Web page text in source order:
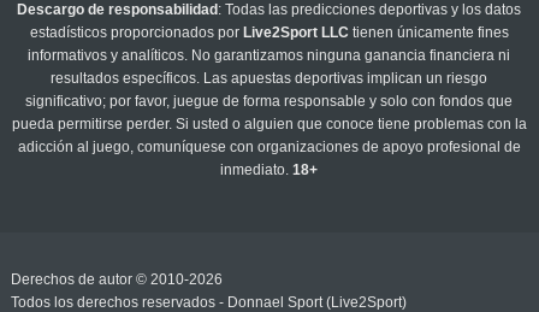
Descargo de responsabilidad : Todas las predicciones deportivas y los datos
estadísticos proporcionados por Live2Sport LLC tienen únicamente fines
informativos y analíticos. No garantizamos ninguna ganancia financiera ni
resultados específicos. Las apuestas deportivas implican un riesgo
significativo; por favor, juegue de forma responsable y solo con fondos que
pueda permitirse perder. Si usted o alguien que conoce tiene problemas con la
adicción al juego, comuníquese con organizaciones de apoyo profesional de
inmediato.18+
Derechos de autor © 2010-2026
Todos los derechos reservados - Donnael Sport (Live2Sport)